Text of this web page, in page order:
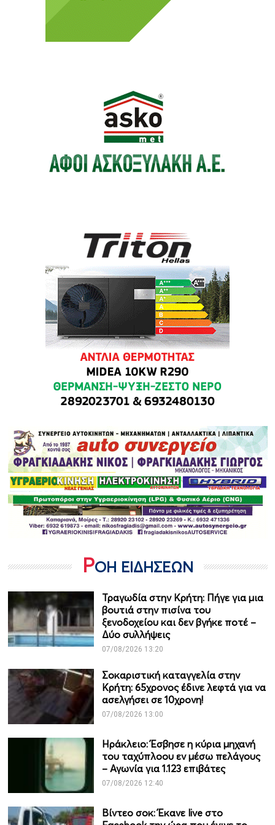
ΡΟΗ ΕΙΔΗΣΕΩΝ
Τραγωδία στην Κρήτη: Πήγε για μια
βουτιά στην πισίνα του
ξενοδοχείου και δεν βγήκε ποτέ –
Δύο συλλήψεις
07/08/2026 13:20
Σοκαριστική καταγγελία στην
Κρήτη: 65χρονος έδινε λεφτά για να
ασελγήσει σε 10χρονη!
07/08/2026 13:00
Ηράκλειο: Έσβησε η κύρια μηχανή
του ταχύπλοου εν μέσω πελάγους
– Αγωνία για 1.123 επιβάτες
07/08/2026 12:40
Βίντεο σοκ: Έκανε live στο